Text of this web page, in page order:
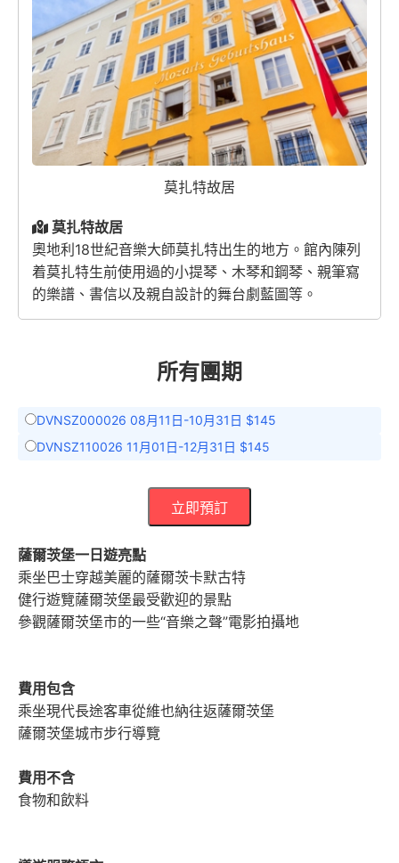
莫扎特故居
莫扎特故居
奧地利18世紀音樂大師莫扎特出生的地方。館內陳列
着莫扎特生前使用過的小提琴、木琴和鋼琴、親筆寫
的樂譜、書信以及親自設計的舞台劇藍圖等。
所有團期
DVNSZ000026 08月11日-10月31日 $145
DVNSZ110026 11月01日-12月31日 $145
立即預訂
薩爾茨堡一日遊亮點
乘坐巴士穿越美麗的薩爾茨卡默古特
健行遊覽薩爾茨堡最受歡迎的景點
參觀薩爾茨堡市的一些“音樂之聲”電影拍攝地
費用包含
乘坐現代長途客車從維也納往返薩爾茨堡
薩爾茨堡城市步行導覽
費用不含
食物和飲料